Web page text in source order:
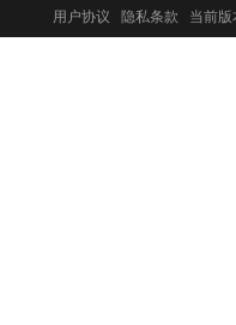
用户协议
隐私条款 当前版